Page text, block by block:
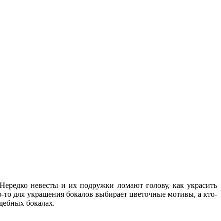
невесты и их подружки ломают голову, как украсить
для украшения бокалов выбирает цветочные мотивы, а кто-
бокалах.